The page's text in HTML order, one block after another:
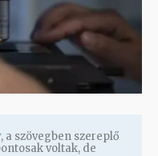
, a szövegben szereplő
voltak, de